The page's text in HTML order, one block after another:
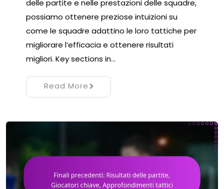
delle partite e nelle prestazioni delle squadre,
possiamo ottenere preziose intuizioni su
come le squadre adattino le loro tattiche per
migliorare l’efficacia e ottenere risultati
migliori. Key sections in…
Read More